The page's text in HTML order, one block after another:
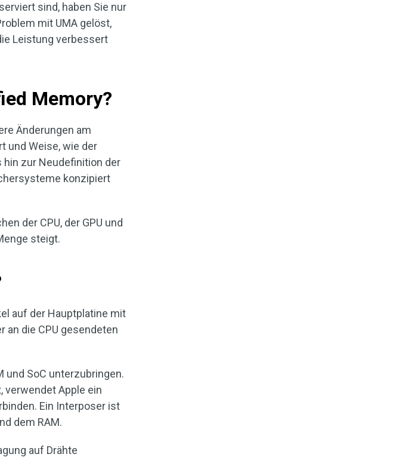
sind, haben Sie nur
mit UMA gelöst,
Leistung verbessert
Memory?
Änderungen am
und Weise, wie der
zur Neudefinition der
konzipiert
der CPU, der GPU und
steigt.
auf der Hauptplatine mit
an die CPU gesendeten
und SoC unterzubringen.
verwendet Apple ein
Ein Interposer ist
dem RAM.
auf Drähte